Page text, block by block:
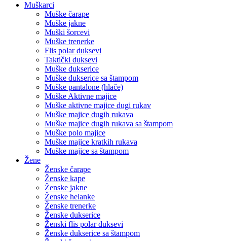
Muškarci
Muške čarape
Muške jakne
Muški šorcevi
Muške trenerke
Flis polar duksevi
Taktički duksevi
Muške dukserice
Muške dukserice sa štampom
Muške pantalone (hlače)
Muške Aktivne majice
Muške aktivne majice dugi rukav
Muške majice dugih rukava
Muške majice dugih rukava sa štampom
Muške polo majice
Muške majice kratkih rukava
Muške majice sa štampom
Žene
Ženske čarape
Ženske kape
Ženske jakne
Ženske helanke
Ženske trenerke
Ženske dukserice
Ženski flis polar duksevi
Ženske dukserice sa štampom